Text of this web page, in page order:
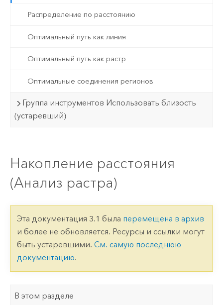
Распределение по расстоянию
Оптимальный путь как линия
Оптимальный путь как растр
Оптимальные соединения регионов
Группа инструментов Использовать близость
(устаревший)
Накопление расстояния
(Анализ растра)
Эта документация 3.1 была перемещена в архив
и более не обновляется. Ресурсы и ссылки могут
быть устаревшими. См. самую последнюю
документацию.
В этом разделе